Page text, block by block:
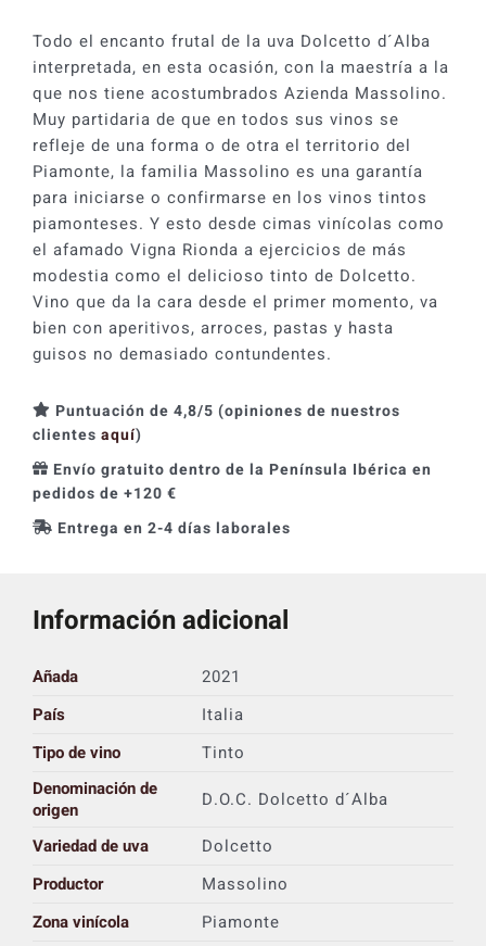
Todo el encanto frutal de la uva Dolcetto d´Alba
interpretada, en esta ocasión, con la maestría a la
que nos tiene acostumbrados Azienda Massolino.
Muy partidaria de que en todos sus vinos se
refleje de una forma o de otra el territorio del
Piamonte, la familia Massolino es una garantía
para iniciarse o confirmarse en los vinos tintos
piamonteses. Y esto desde cimas vinícolas como
el afamado Vigna Rionda a ejercicios de más
modestia como el delicioso tinto de Dolcetto.
Vino que da la cara desde el primer momento, va
bien con aperitivos, arroces, pastas y hasta
guisos no demasiado contundentes.
Puntuación de 4,8/5 (opiniones de nuestros
clientes aquí)
Envío gratuito dentro de la Península Ibérica en
pedidos de +120 €
Entrega en 2-4 días laborales
Información adicional
Añada
2021
País
Italia
Tipo de vino
Tinto
Denominación de
origen
D.O.C. Dolcetto d´Alba
Variedad de uva
Dolcetto
Productor
Massolino
Zona vinícola
Piamonte